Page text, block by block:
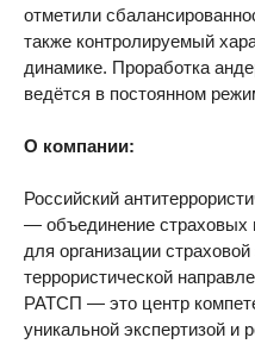
отметили
также контролируемый
динамике. Проработка
ведётся в постоянном
О компании:
Российский
— объединение страховых
для организации
террористической
РАТСП — это центр
уникальной экспертизой и